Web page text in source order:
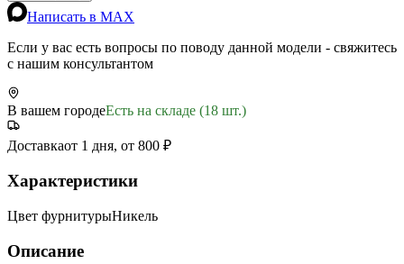
Написать в MAX
Если у вас есть вопросы по поводу данной модели - свяжитесь
с нашим консультантом
В вашем городеЕсть на складе (18 шт.)
Доставкаот 1 дня, от 800 ₽
Характеристики
Цвет фурнитурыНикель
Описание